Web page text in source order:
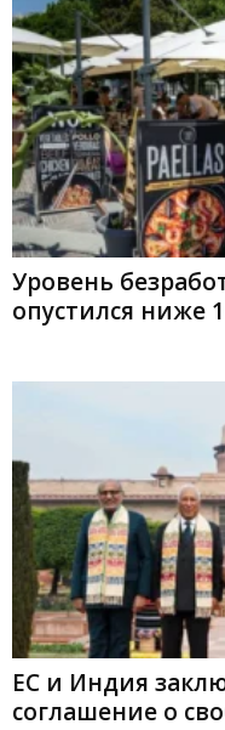
Уровень
опустился ниже
ЕС и Индия
соглашение о